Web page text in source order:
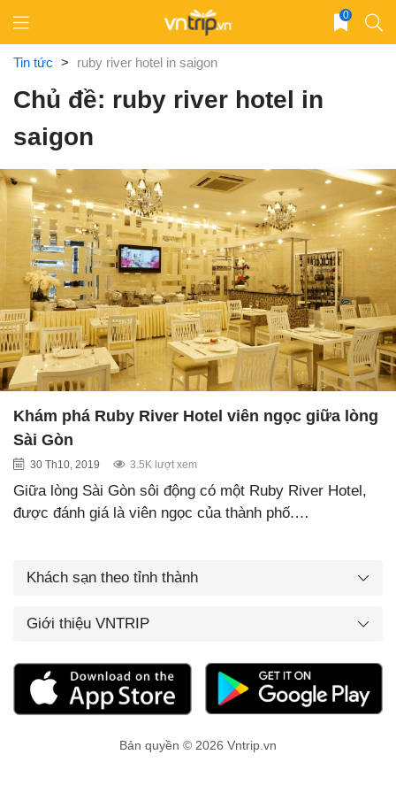
content
0
Tin tức > ruby river hotel in saigon
Chủ đề: ruby river hotel in
saigon
Khám phá Ruby River Hotel viên ngọc giữa lòng
Sài Gòn
30 Th10, 2019 3.5K lượt xem
Giữa lòng Sài Gòn sôi động có một Ruby River Hotel,
được đánh giá là viên ngọc của thành phố.…
Khách sạn theo tỉnh thành
Giới thiệu VNTRIP
Bản quyền © 2026 Vntrip.vn